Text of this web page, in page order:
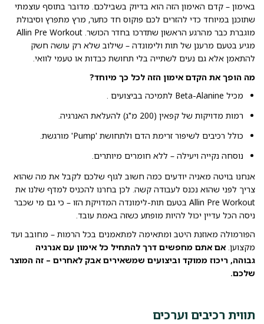
באימון – קדם האימון הזה הוא בדיוק בשבילכם. מדובר בתוסף עוצמתי
שתוכנן במיוחד כדי להזרים לכם פוקוס חד כתער, מרץ מתפרץ וסיבולת
מוגברת כבר מהרגע הראשון שתדרכו בחדר הכושר. Allin Pre Workout
מגיע בטעם מרענן של תות ולימונדה – שילוב שלא רק עושה חשק
להתאמן אלא גם נעים לשתייה בלי תחושת כבדות או טעמי לוואי.
מה הופך את הקדם אימון הזה לכל כך מיוחד?
מכיל Beta-Alanine לתמיכה בביצועים .
רמות מדויקות של קפאין (200 מ"ג) להעלאת האנרגיה.
כולל רכיבים לשיפור זרימת הדם ולתחושת 'Pump' מורגשת.
נוסחה נקייה ויעילה – ללא חומרים מיותרים.
אנחנו בויטה מאניה יודעים כמה חשוב לגוף שלכם לקבל את מה שהוא
צריך לפני שהוא נכנס לעבודה קשה. לכן בחרנו להכניס למדף שלנו את
Allin Pre Workout בטעם תות-לימונדה המדויקת הזו – כי גם מי שכבר
ניסה הכל עדיין יכול להיות מופתע כשזה באמת עובד.
הפורמולה מאוזנת היטב ומתאימה למתאמנים בכל הרמות – מחובב ועד
מקצוען. אם אתם מחפשים דרך להתחיל כל אימון עם אנרגיה
גבוהה, ריכוז ממוקד וביצועים שמשאירים אבק לאחרים – זה המוצר
שלכם.
תווית רכיבים וערכים